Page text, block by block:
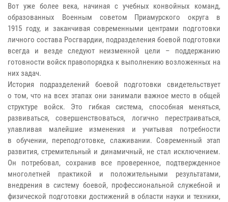
Вот уже более века, начиная с учебных конвойных команд,
образованных Военным советом Приамурского округа в
1915 году, и заканчивая современными центрами подготовки
личного состава Росгвардии, подразделения боевой подготовки
всегда и везде следуют неизменной цели – поддержанию
готовности войск правопорядка к выполнению возложенных на
них задач.
История подразделений боевой подготовки свидетельствует
о том, что на всех этапах они занимали важное место в общей
структуре войск. Это гибкая система, способная меняться,
развиваться, совершенствоваться, логично перестраиваться,
улавливая малейшие изменения и учитывая потребности
в обучении, переподготовке, слаживании. Современный этап
развития, стремительный и динамичный, не стал исключением.
Он потребовал, сохранив все проверенное, подтвержденное
многолетней практикой и положительными результатами,
внедрения в систему боевой, профессиональной служебной и
физической подготовки достижений в области науки и техники,